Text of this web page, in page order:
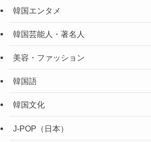
韓国エンタメ
韓国芸能人・著名人
美容・ファッション
韓国語
韓国文化
J-POP（日本）